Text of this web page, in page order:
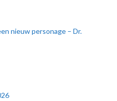
nieuw personage – Dr.